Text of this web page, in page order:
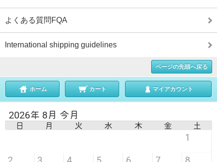
よくある質問FQA
International shipping guidelines
ページの先頭へ戻る
ホーム カート マイアカウント